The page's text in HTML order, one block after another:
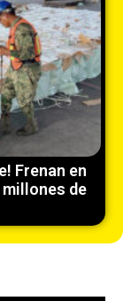
Frenan en
de